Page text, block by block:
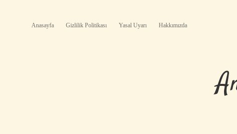
Anasayfa Gizlilik Politikası Yasal Uyarı Hakkımızda